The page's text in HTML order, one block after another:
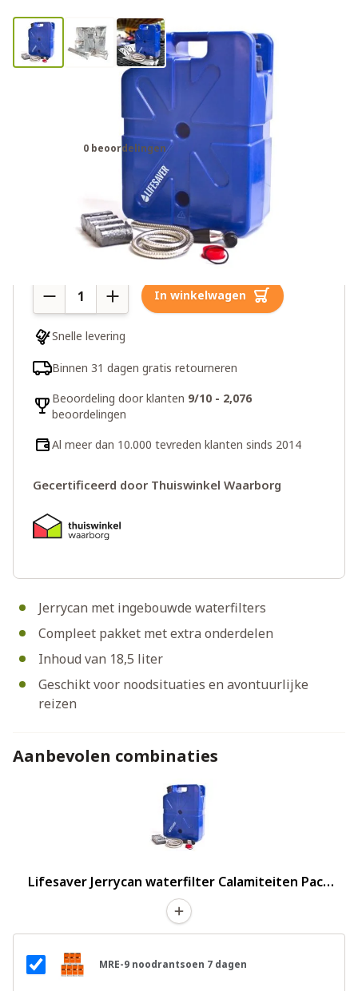
Lifesaver Jerrycan waterfilter
Calamiteiten Pack 20.000 L
0 beoordelingen
Meer dan 10 op voorraad
Jerrycan met ingebouwde waterfilters
Compleet pakket met extra onderdelen
Inhoud van 18,5 liter
Geschikt voor noodsituaties en avontuurlijke
reizen
Aantal In winkelwagen
Snelle levering
Binnen 31 dagen gratis retourneren
Beoordeling door klanten 9/10 - 2,076
beoordelingen
Al meer dan 10.000 tevreden klanten sinds 2014
Gecertificeerd door Thuiswinkel Waarborg
Aanbevolen combinaties
Lifesaver Jerrycan waterfilter Calamiteiten Pack
20.000 L
MRE-9 noodrantsoen 7 dagen